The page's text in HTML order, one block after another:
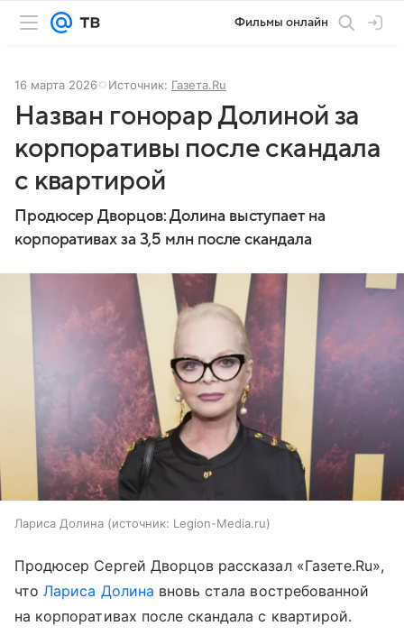
Фильмы онлайн
16 марта 2026 Источник: Газета.Ru
Назван гонорар Долиной за
корпоративы после скандала
с квартирой
Продюсер Дворцов: Долина выступает на
корпоративах за 3,5 млн после скандала
Лариса Долина источник: Legion-Media.ru
Продюсер Сергей Дворцов рассказал «Газете.Ru»,
чтоЛариса Долина вновь стала востребованной
на корпоративах после скандала с квартирой.